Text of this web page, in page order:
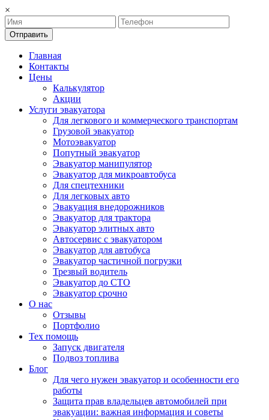
×
Отправить
Главная
Контакты
Цены
Калькулятор
Акции
Услуги эвакуатора
Для легкового и коммерческого транспортам
Грузовой эвакуатор
Мотоэвакуатор
Попутный эвакуатор
Эвакуатор манипулятор
Эвакуатор для микроавтобуса
Для спецтехники
Для легковых авто
Эвакуация внедорожников
Эвакуатор для трактора
Эвакуатор элитных авто
Автосервис с эвакуатором
Эвакуатор для автобуса
Эвакуатор частичной погрузки
Трезвый водитель
Эвакуатор до СТО
Эвакуатор срочно
О нас
Отзывы
Портфолио
Тех помощь
Запуск двигателя
Подвоз топлива
Блог
Для чего нужен эвакуатор и особенности его
работы
Защита прав владельцев автомобилей при
эвакуации: важная информация и советы